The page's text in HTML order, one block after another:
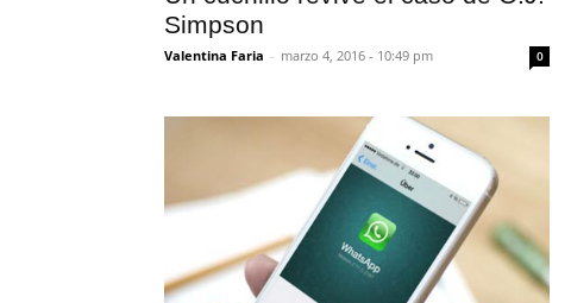
Simpson
Valentina Faria - marzo 4, 2016 - 10:49 pm 0